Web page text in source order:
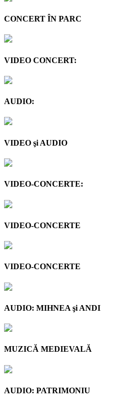
CONCERT ÎN PARC
VIDEO CONCERT:
AUDIO:
VIDEO şi AUDIO
VIDEO-CONCERTE:
VIDEO-CONCERTE
VIDEO-CONCERTE
AUDIO: MIHNEA şi ANDI
MUZICĂ MEDIEVALĂ
AUDIO: PATRIMONIU